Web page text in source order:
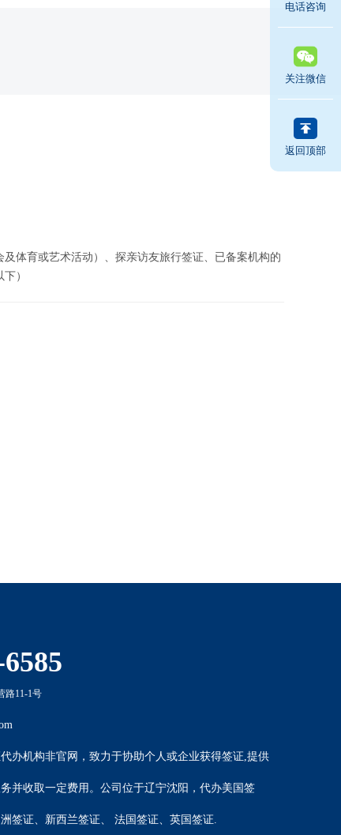
体育或艺术活动）、探亲访友旅行签证、已备案机构的
）
路11-1号
办机构非官网，致力于协助个人或企业获得签证,提供
并收取一定费用。公司位于辽宁沈阳，代办美国签
签证 新西兰签证 法国签证 英国签证
电话咨询
关注微信
返回顶部